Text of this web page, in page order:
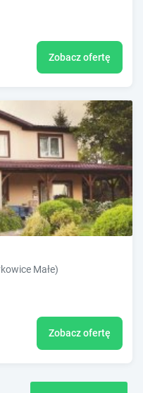
Zobacz ofertę
Małe)
Zobacz ofertę